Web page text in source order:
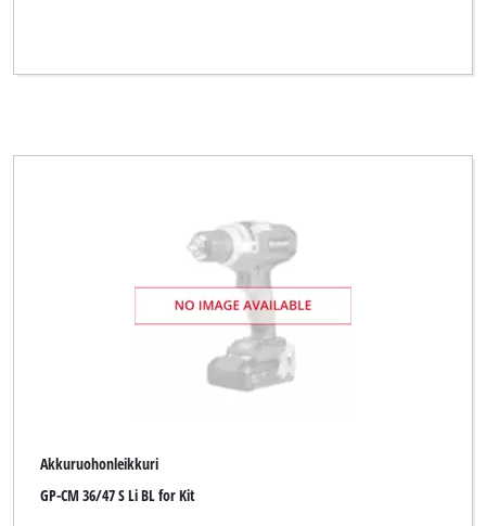
Akkuruohonleikkuri
GP-CM 36/47 S Li BL for Kit